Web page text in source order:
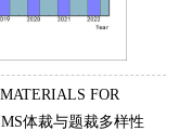
FOR
体裁与题裁多样性